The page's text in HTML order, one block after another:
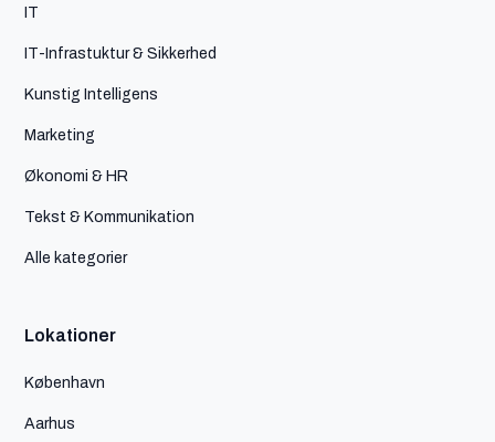
IT
IT-Infrastuktur & Sikkerhed
Kunstig Intelligens
Marketing
Økonomi & HR
Tekst & Kommunikation
Alle kategorier
Lokationer
København
Aarhus